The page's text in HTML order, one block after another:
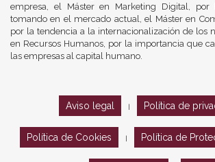
empresa, el Máster en Marketing Digital,
tomando en el mercado actual, el Máster en
por la tendencia a la internacionalización de los
en Recursos Humanos, por la importancia que
las empresas al capital humano.
Aviso legal Política de
Política de Cookies Política de